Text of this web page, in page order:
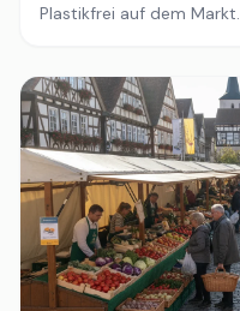
Plastikfrei auf dem Markt.